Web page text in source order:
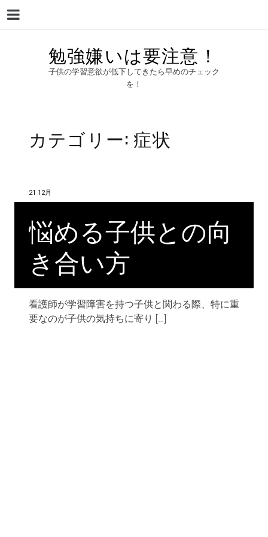
勉強嫌いは要注意！
子供の学習意欲が低下してきたら早めのチェック
を！
カテゴリー:症状
21 12月
悩める子供との向
き合い方
看護師が学習障害を持つ子供と関わる際、特に重
要なのが子供の気持ちに寄り […]
Menu